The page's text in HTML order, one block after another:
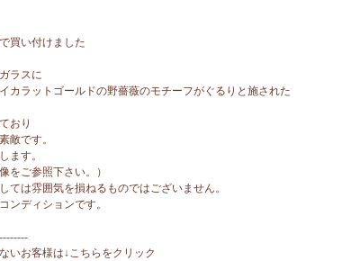
買い付けました
ラスに
カラットゴールドの野薔薇のモチーフがぐるりと施された
おり
敵です。
ます。
をご参照下さい。）
ては雰囲気を損ねるものではございません。
ンディションです。
いお客様は↓こちらをクリック